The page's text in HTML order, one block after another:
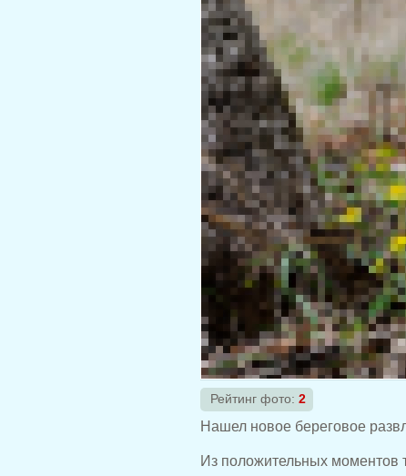
Рейтинг фото: 2
Нашел новое береговое
Из положительных моментов